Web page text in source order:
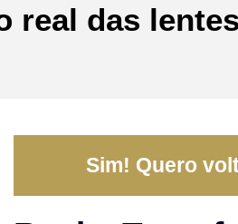
real das
Sim! Quero